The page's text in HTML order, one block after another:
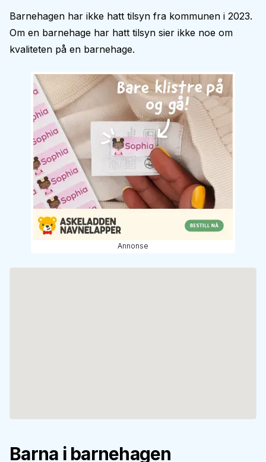
Barnehagen har ikke hatt tilsyn fra kommunen i 2023.
Om en barnehage har hatt tilsyn sier ikke noe om
kvaliteten på en barnehage.
Annonse
Barna i barnehagen